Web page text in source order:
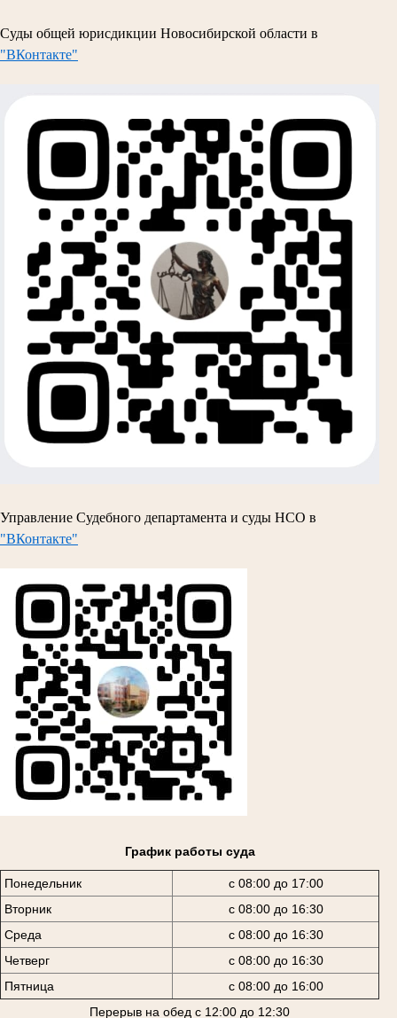
Суды общей юрисдикции Новосибирской области в
"ВКонтакте"
Управление Судебного департамента и суды НСО в
"ВКонтакте"
График работы суда
Понедельник
с 08:00 до 17:00
Вторник
с 08:00 до 16:30
Среда
с 08:00 до 16:30
Четверг
с 08:00 до 16:30
Пятница
с 08:00 до 16:00
Перерыв на обед с 12:00 до 12:30